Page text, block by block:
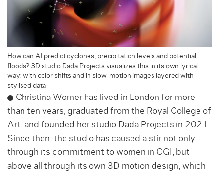
How can AI predict cyclones, precipitation levels and potential
floods? 3D studio Dada Projects visualizes this in its own lyrical
way: with color shifts and in slow-motion images layered with
stylised data
Christina Worner has lived in London for more
than ten years, graduated from the Royal College of
Art, and founded her studio Dada Projects in 2021.
Since then, the studio has caused a stir not only
through its commitment to women in CGI, but
above all through its own 3D motion design, which